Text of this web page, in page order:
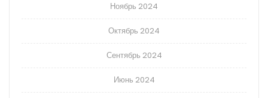
Ноябрь 2024
Октябрь 2024
Сентябрь 2024
Июнь 2024